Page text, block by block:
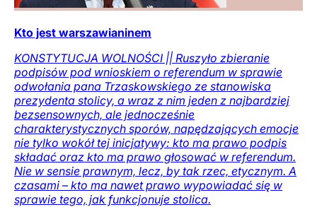
Kto jest warszawianinem
KONSTYTUCJA WOLNOŚCI || Ruszyło zbieranie
podpisów pod wnioskiem o referendum w sprawie
odwołania pana Trzaskowskiego ze stanowiska
prezydenta stolicy, a wraz z nim jeden z najbardziej
bezsensownych, ale jednocześnie
charakterystycznych sporów, napędzających emocje
nie tylko wokół tej inicjatywy: kto ma prawo podpis
składać oraz kto ma prawo głosować w referendum.
Nie w sensie prawnym, lecz, by tak rzec, etycznym. A
czasami – kto ma nawet prawo wypowiadać się w
sprawie tego, jak funkcjonuje stolica.